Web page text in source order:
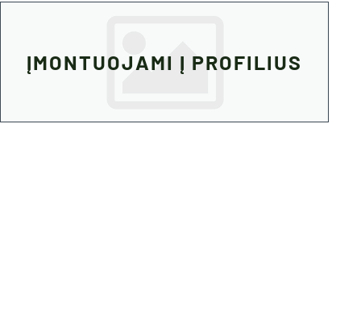
ĮMONTUOJAMI Į PROFILIUS